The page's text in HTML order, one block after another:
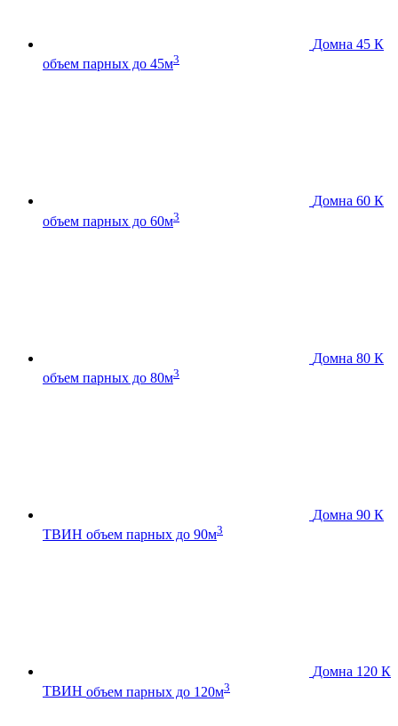
Домна 45 К
объем парных до 45м3
Домна 60 К
объем парных до 60м3
Домна 80 К
объем парных до 80м3
Домна 90 К
ТВИН объем парных до 90м3
Домна 120 К
ТВИН объем парных до 120м3